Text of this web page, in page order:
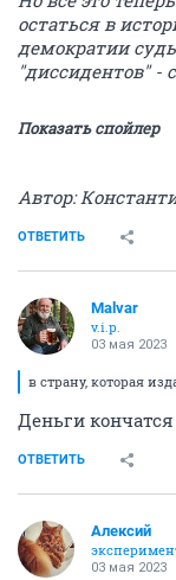
остаться в
демократии
"диссидентов" -
Показать спойлер
Автор:
ОТВЕТИТЬ
Malvar
v.i.p.
03 мая 2023
в страну, которая
Деньги
ОТВЕТИТЬ
Алексий
03 мая 2023